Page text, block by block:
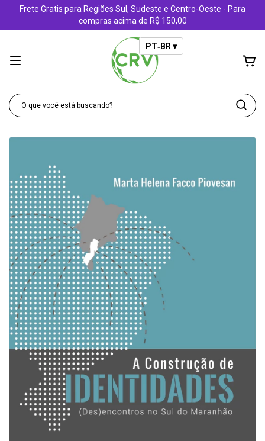
Frete Gratis para Regiões Sul, Sudeste e Centro-Oeste - Para
compras acima de R$ 150,00
PT‑BR ▾